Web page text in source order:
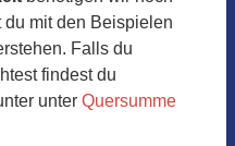
mit den Beispielen
Falls du
findest du
unter Quersumme